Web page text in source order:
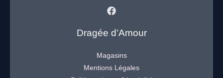
Dragée d’Amour
Magasins
Mentions Légales